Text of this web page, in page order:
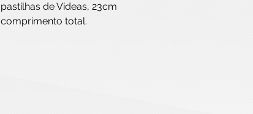
pastilhas de Videas, 23cm
comprimento total.